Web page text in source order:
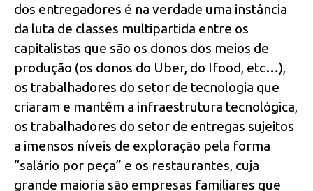
dos entregadores é na verdade uma instância
da luta de classes multipartida entre os
capitalistas que são os donos dos meios de
produção (os donos do Uber, do Ifood, etc…),
os trabalhadores do setor de tecnologia que
criaram e mantêm a infraestrutura tecnológica,
os trabalhadores do setor de entregas sujeitos
a imensos níveis de exploração pela forma
“salário por peça” e os restaurantes, cuja
grande maioria são empresas familiares que